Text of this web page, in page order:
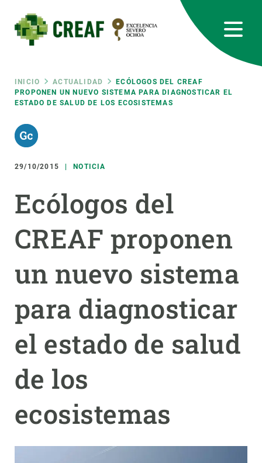
contenido
principal
Ruta
de
navegación
INICIO ACTUALIDAD
ECÓLOGOS DEL CREAF
PROPONEN UN NUEVO SISTEMA PARA DIAGNOSTICAR EL
ESTADO DE SALUD DE LOS ECOSISTEMAS
29/10/2015 NOTICIA
Ecólogos del
CREAF proponen
un nuevo sistema
para diagnosticar
el estado de salud
de los
ecosistemas
RRSS
Featured
responsive
Responsive
menu
INVESTIGACIÓN
CIENCIA EN ACCIÓN
NOTICIAS Y AGENDA